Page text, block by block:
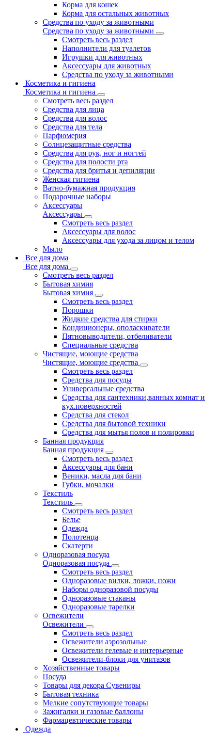
Корма для кошек
Корма для остальных животных
Средства по уходу за животными
Средства по уходу за животными
Смотреть весь раздел
Наполнители для туалетов
Игрушки для животных
Аксессуары для животных
Средства по уходу за животными
Косметика и гигиена
Косметика и гигиена
Смотреть весь раздел
Средства для лица
Средства для волос
Средства для тела
Парфюмерия
Солнцезащитные средства
Средства для рук, ног и ногтей
Средства для полости рта
Средства для бритья и депиляции
Женская гигиена
Ватно-бумажная продукция
Подарочные наборы
Аксессуары
Аксессуары
Смотреть весь раздел
Аксессуары для волос
Аксессуары для ухода за лицом и телом
Мыло
Все для дома
Все для дома
Смотреть весь раздел
Бытовая химия
Бытовая химия
Смотреть весь раздел
Порошки
Жидкие средства для стирки
Кондиционеры, ополаскиватели
Пятновыводители, отбеливатели
Специальные средства
Чистящие, моющие средства
Чистящие, моющие средства
Смотреть весь раздел
Средства для посуды
Универсальные средства
Средства для сантехники,ванных комнат и
кух.поверхностей
Средства для стекол
Средства для бытовой техники
Средства для мытья полов и полировки
Банная продукция
Банная продукция
Смотреть весь раздел
Аксессуары для бани
Веники, масла для бани
Губки, мочалки
Текстиль
Текстиль
Смотреть весь раздел
Белье
Одежда
Полотенца
Скатерти
Одноразовая посуда
Одноразовая посуда
Смотреть весь раздел
Одноразовые вилки, ложки, ножи
Наборы одноразовой посуды
Одноразовые стаканы
Одноразовые тарелки
Освежители
Освежители
Смотреть весь раздел
Освежители аэрозольные
Освежители гелевые и интерьерные
Освежители-блоки для унитазов
Хозяйственные товары
Посуда
Товары для декора Сувениры
Бытовая техника
Мелкие сопутствующие товары
Зажигалки и газовые баллоны
Фармацевтические товары
Одежда